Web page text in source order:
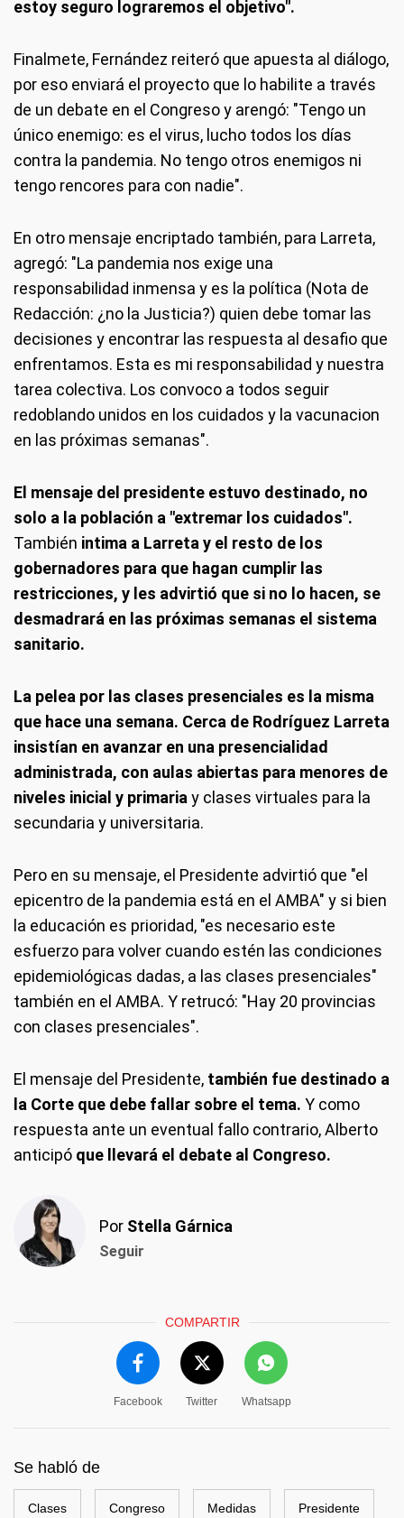
estoy seguro lograremos el objetivo".
Finalmete, Fernández reiteró que apuesta al diálogo,
por eso enviará el proyecto que lo habilite a través
de un debate en el Congreso y arengó: "Tengo un
único enemigo: es el virus, lucho todos los días
contra la pandemia. No tengo otros enemigos ni
tengo rencores para con nadie".
En otro mensaje encriptado también, para Larreta,
agregó: "La pandemia nos exige una
responsabilidad inmensa y es la política (Nota de
Redacción: ¿no la Justicia?) quien debe tomar las
decisiones y encontrar las respuesta al desafio que
enfrentamos. Esta es mi responsabilidad y nuestra
tarea colectiva. Los convoco a todos seguir
redoblando unidos en los cuidados y la vacunacion
en las próximas semanas".
El mensaje del presidente estuvo destinado, no
solo a la población a "extremar los cuidados".
También intima a Larreta y el resto de los
gobernadores para que hagan cumplir las
restricciones, y les advirtió que si no lo hacen, se
desmadrará en las próximas semanas el sistema
sanitario.
La pelea por las clases presenciales es la misma
que hace una semana. Cerca de Rodríguez Larreta
insistían en avanzar en una presencialidad
administrada, con aulas abiertas para menores de
niveles inicial y primaria y clases virtuales para la
secundaria y universitaria.
Pero en su mensaje, el Presidente advirtió que "el
epicentro de la pandemia está en el AMBA" y si bien
la educación es prioridad, "es necesario este
esfuerzo para volver cuando estén las condiciones
epidemiológicas dadas, a las clases presenciales"
también en el AMBA. Y retrucó: "Hay 20 provincias
con clases presenciales".
El mensaje del Presidente, también fue destinado a
la Corte que debe fallar sobre el tema. Y como
respuesta ante un eventual fallo contrario, Alberto
anticipó que llevará el debate al Congreso.
Por Stella Gárnica
Seguir
COMPARTIR
Facebook Twitter Whatsapp
Se habló de
Clases Congreso Medidas Presidente